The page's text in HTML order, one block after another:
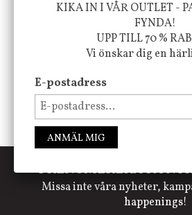
FÖLJ OSS PÅ
PRENUMERERA PÅ
Missa inte våra nyheter,
happenings!
KIKA IN I VÅR OUTLET -
FYNDA!
UPP TILL 70 %
Vi önskar dig en
E-postadress
ANMÄL MIG